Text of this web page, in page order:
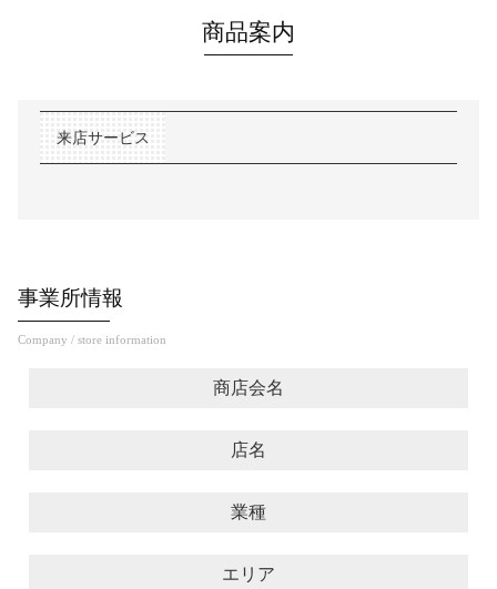
商品案内
来店サービス
事業所情報
Company / store information
商店会名
店名
業種
エリア